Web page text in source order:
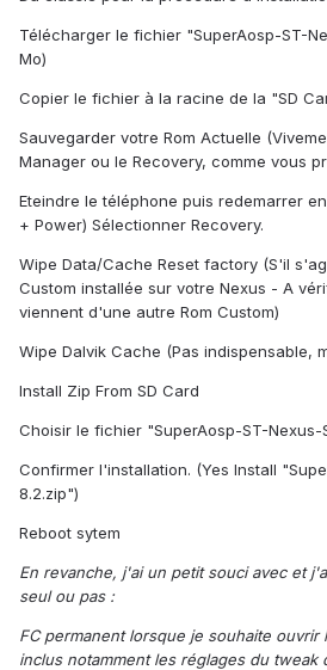
Télécharger le fichier "SuperAosp-ST-
Mo)
Copier le fichier à la racine de la "SD
Sauvegarder votre Rom Actuelle
Manager ou le Recovery, comme vous
Eteindre le téléphone puis redemarrer
+ Power) Sélectionner Recovery.
Wipe Data/Cache Reset factory (S'il
Custom installée sur votre Nexus - A
viennent d'une autre Rom Custom)
Wipe Dalvik Cache (Pas indispensable,
Install Zip From SD Card
Choisir le fichier "SuperAosp-ST-Nexus-
Confirmer l'installation. (Yes Install
8.2.zip")
Reboot sytem
En revanche, j'ai un petit souci avec et
seul ou pas :
FC permanent lorsque je souhaite ouvrir
inclus notamment les réglages du tweak